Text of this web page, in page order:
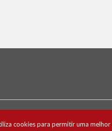
cookies para permitir uma